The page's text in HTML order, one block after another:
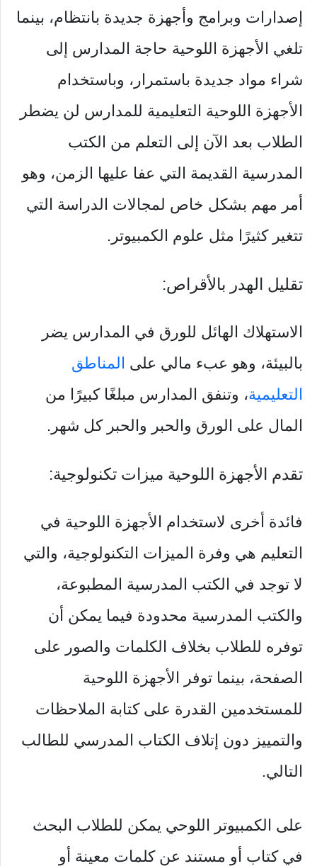
إصدارات وبرامج وأجهزة جديدة بانتظام، بينما
تلغي الأجهزة اللوحية حاجة المدارس إلى
شراء مواد جديدة باستمرار، وباستخدام
الأجهزة اللوحية التعليمية للمدارس لن يضطر
الطلاب بعد الآن إلى التعلم من الكتب
المدرسية القديمة التي عفا عليها الزمن، وهو
أمر مهم بشكل خاص لمجالات الدراسة التي
تتغير كثيرًا مثل علوم الكمبيوتر.
تقليل الهدر بالأقراص:
الاستهلاك الهائل للورق في المدارس يضر
بالبيئة، وهو عبء مالي على المناطق
التعليمية، وتنفق المدارس مبلغًا كبيرًا من
المال على الورق والحبر والحبر كل شهر.
تقدم الأجهزة اللوحية ميزات تكنولوجية:
فائدة أخرى لاستخدام الأجهزة اللوحية في
التعليم هي وفرة الميزات التكنولوجية، والتي
لا توجد في الكتب المدرسية المطبوعة،
والكتب المدرسية محدودة فيما يمكن أن
توفره للطلاب بخلاف الكلمات والصور على
الصفحة، بينما توفر الأجهزة اللوحية
للمستخدمين القدرة على كتابة الملاحظات
والتمييز دون إتلاف الكتاب المدرسي للطالب
التالي.
على الكمبيوتر اللوحي يمكن للطلاب البحث
في كتاب أو مستند عن كلمات معينة أو